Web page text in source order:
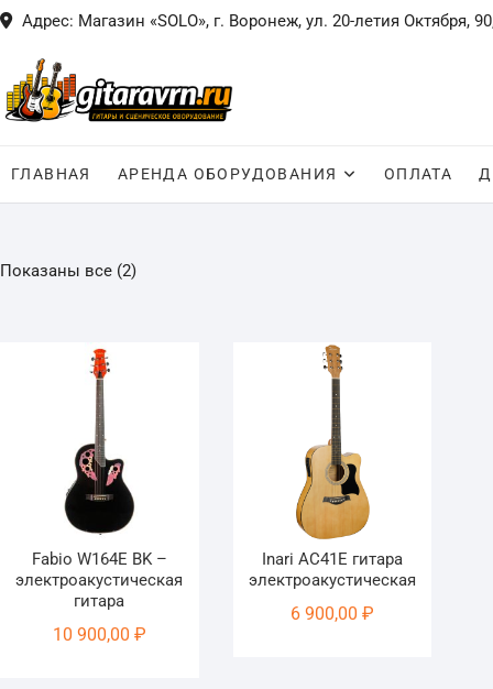
Skip
content
Адрес: Магазин «SOLO», г. Воронеж, ул. 20-летия Октября,
ГЛАВНАЯ АРЕНДА ОБОРУДОВАНИЯ ОПЛАТА
Показаны все (2)
Fabio W164E BK –
электроакустическая
гитара
10 900,00 ₽
Inari AC41E гитара
электроакустическая
6 900,00 ₽